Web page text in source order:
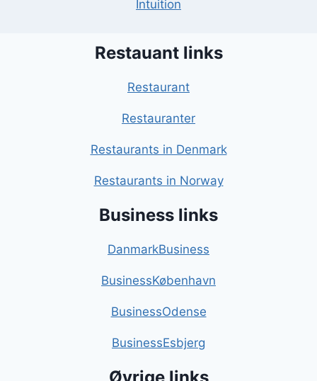
Intuition
Restauant links
Restaurant
Restauranter
Restaurants in Denmark
Restaurants in Norway
Business links
DanmarkBusiness
BusinessKøbenhavn
BusinessOdense
BusinessEsbjerg